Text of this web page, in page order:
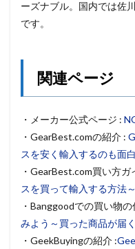
ーズナブル。国内では佐
です。
関連ページ
・メーカー公式ページ :
・GearBest.comの紹介 :
スを安く輸入するのも面
・GearBest.com買い方ガ
スを買って輸入する方法
・Banggoodでの買い物の
みよう～買った商品が届
・GeekBuyingの紹介 :